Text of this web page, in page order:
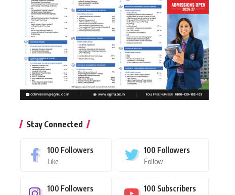
Stay Connected
100 Followers
Like
100 Followers
Follow
100 Followers 100 Subscribers